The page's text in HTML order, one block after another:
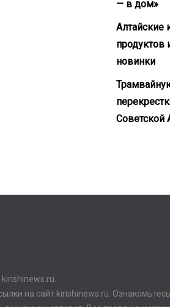
— в дом»
Алтайские
продуктов
новинки
Советской
на сайт kirishinews.ru.